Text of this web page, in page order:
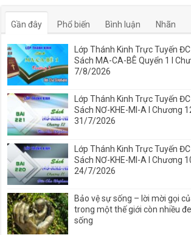
Gần đây Phổ biến Bình luận Nhãn
Lớp Thánh Kinh Trực Tuyến
Sách MA-CA-BÊ Quyển 1 I
7/8/2026
Lớp Thánh Kinh Trực Tuyến
Sách NƠ-KHE-MI-A I Chương
31/7/2026
Lớp Thánh Kinh Trực Tuyến
Sách NƠ-KHE-MI-A I Chương
24/7/2026
Bảo vệ sự sống – lời mời gọi
trong một thế giới còn nhiều
sống